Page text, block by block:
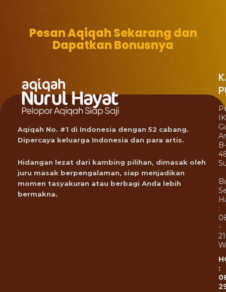
Pesan Aqiqah Sekarang dan
Dapatkan Bonusnya
Aqiqah No. #1 di Indonesia dengan 52 cabang.
Dipercaya keluarga Indonesia dan para artis.
Hidangan lezat dari kambing pilihan, dimasak oleh
juru masak berpengalaman, siap menjadikan
momen tasyakuran atau berbagi Anda lebih
bermakna.
B-
:
-
: